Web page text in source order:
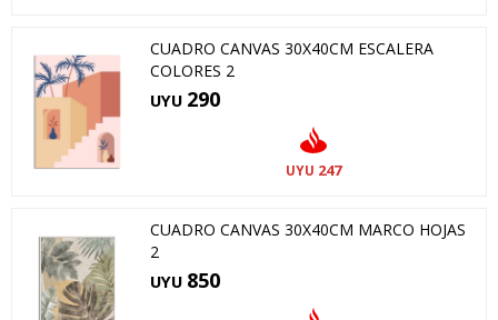
CUADRO CANVAS 30X40CM ESCALERA
COLORES 2
UYU 290
UYU 247
CUADRO CANVAS 30X40CM MARCO HOJAS
2
UYU 850